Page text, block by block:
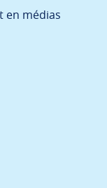
en médias